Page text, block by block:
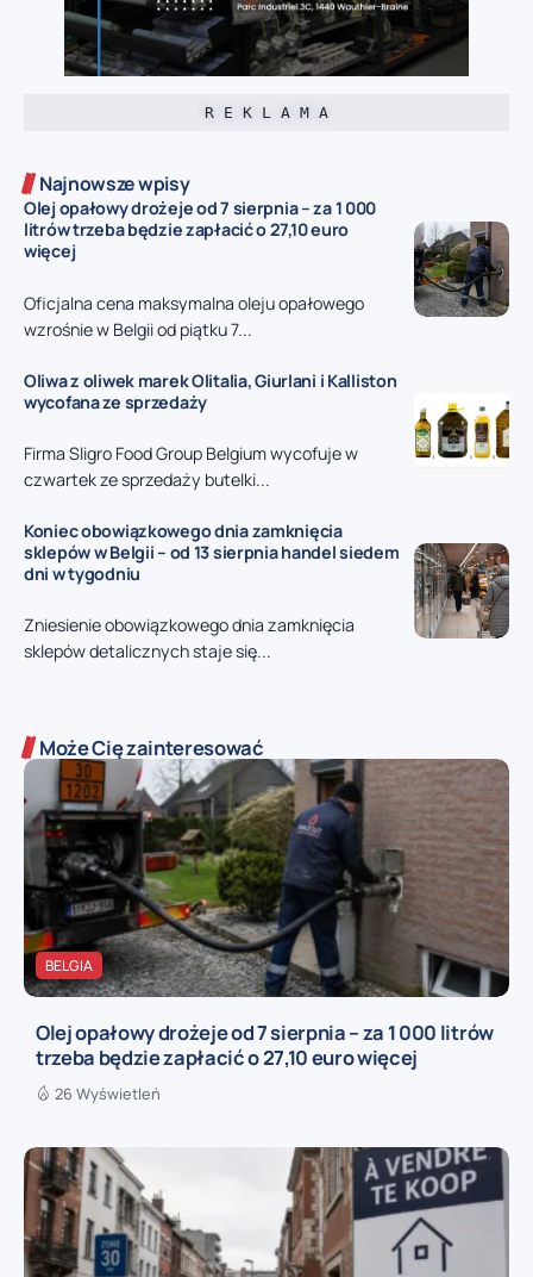
R E K L A M A
Najnowsze wpisy
Olej opałowy drożeje od 7 sierpnia – za 1 000
litrów trzeba będzie zapłacić o 27,10 euro
więcej
Oficjalna cena maksymalna oleju opałowego
wzrośnie w Belgii od piątku 7...
Oliwa z oliwek marek Olitalia, Giurlani i Kalliston
wycofana ze sprzedaży
Firma Sligro Food Group Belgium wycofuje w
czwartek ze sprzedaży butelki...
Koniec obowiązkowego dnia zamknięcia
sklepów w Belgii – od 13 sierpnia handel siedem
dni w tygodniu
Zniesienie obowiązkowego dnia zamknięcia
sklepów detalicznych staje się...
Może Cię zainteresować
BELGIA
Olej opałowy drożeje od 7 sierpnia – za 1 000 litrów
trzeba będzie zapłacić o 27,10 euro więcej
26 Wyświetleń